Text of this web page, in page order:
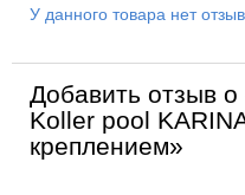
У данного товара нет
Добавить отзыв
Koller pool
креплением»